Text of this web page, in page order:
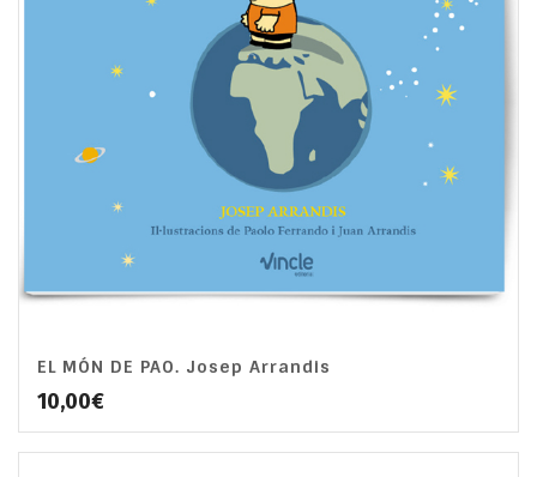
EL MÓN DE PAO. Josep Arrandis
10,00€